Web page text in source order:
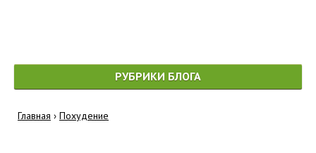
РУБРИКИ БЛОГА
Главная › Похудение